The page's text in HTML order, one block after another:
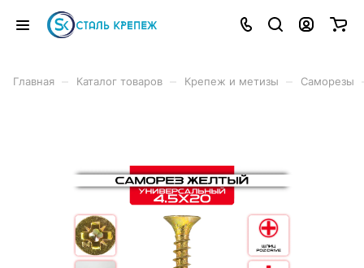
Главная Каталог товаров Крепеж и метизы Саморезы